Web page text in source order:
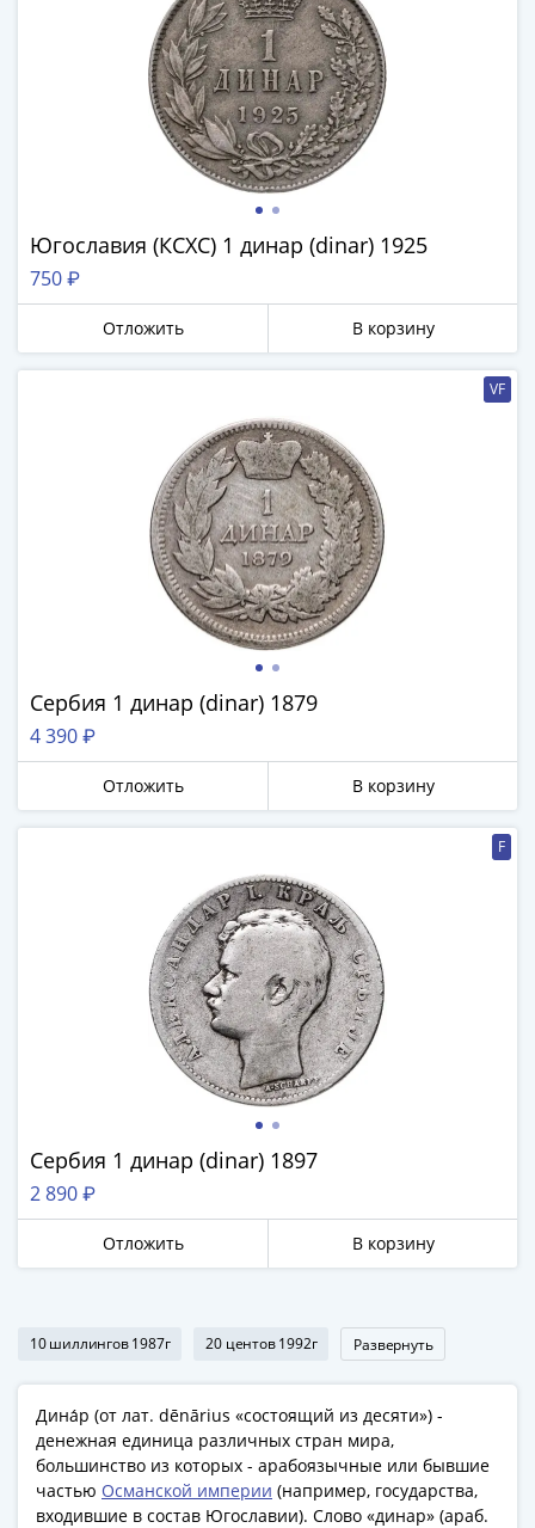
Югославия (КСХС) 1 динар (dinar) 1925
750 ₽
Отложить В корзину
VF
Сербия 1 динар (dinar) 1879
4 390 ₽
Отложить В корзину
F
Сербия 1 динар (dinar) 1897
2 890 ₽
Отложить В корзину
10 шиллингов 1987г 20 центов 1992г Развернуть
Дина́р (от лат. dēnārius «состоящий из десяти») -
денежная единица различных стран мира,
большинство из которых - арабоязычные или бывшие
частью ​​​​​​​Османской империи (например, государства,
входившие в состав Югославии). Слово «динар» (араб.